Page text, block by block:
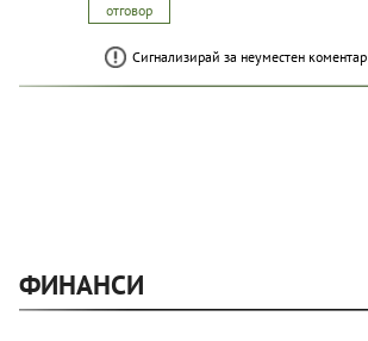
отговор
Сигнализирай за неуместен коментар
ФИНАНСИ